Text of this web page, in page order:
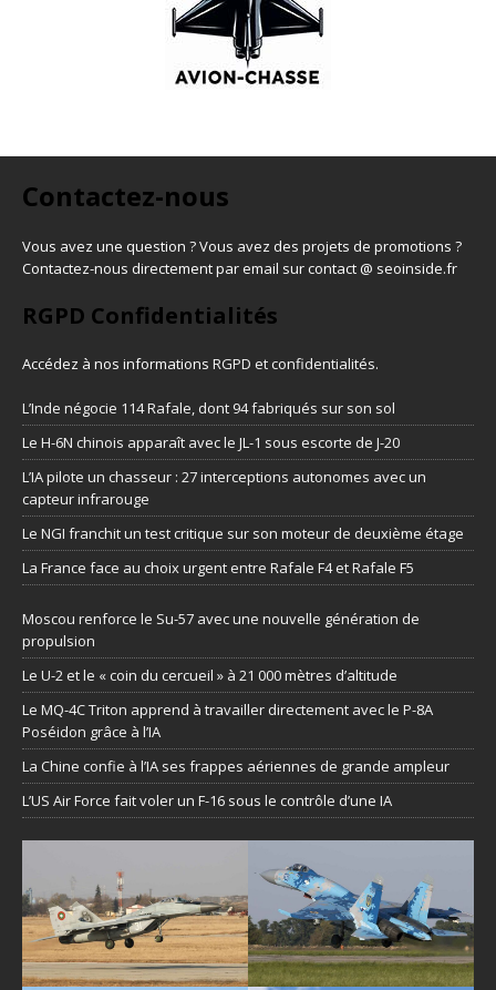
Contactez-nous
Vous avez une question ? Vous avez des projets de promotions ?
Contactez-nous directement par email sur contact @ seoinside.fr
RGPD Confidentialités
Accédez à nos informations RGPD et confidentialités.
L’Inde négocie 114 Rafale, dont 94 fabriqués sur son sol
Le H-6N chinois apparaît avec le JL-1 sous escorte de J-20
L’IA pilote un chasseur : 27 interceptions autonomes avec un
capteur infrarouge
Le NGI franchit un test critique sur son moteur de deuxième étage
La France face au choix urgent entre Rafale F4 et Rafale F5
Moscou renforce le Su-57 avec une nouvelle génération de
propulsion
Le U-2 et le « coin du cercueil » à 21 000 mètres d’altitude
Le MQ-4C Triton apprend à travailler directement avec le P-8A
Poséidon grâce à l’IA
La Chine confie à l’IA ses frappes aériennes de grande ampleur
L’US Air Force fait voler un F-16 sous le contrôle d’une IA